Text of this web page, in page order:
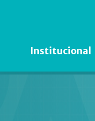
Institucional